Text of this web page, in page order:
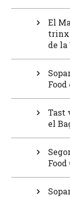
El
de la
Tast
el